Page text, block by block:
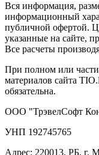
Вся информация,
информационный
публичной офертой.
указанные на сайте,
Все расчеты
При полном или
материалов сайта
обязательна.
ООО "ТрэвелСофт
УНП 192745765
Адрес: 220013, РБ, г.